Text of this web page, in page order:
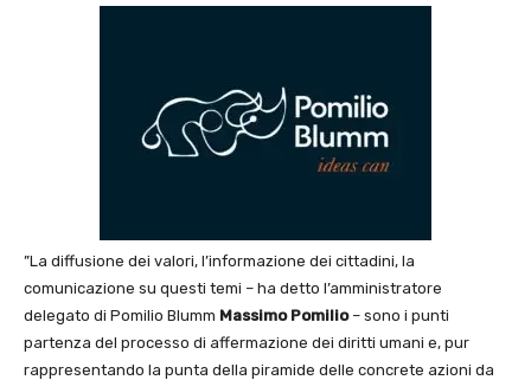
”La diffusione dei valori, l’informazione dei cittadini, la
comunicazione su questi temi – ha detto l’amministratore
delegato di Pomilio Blumm Massimo Pomilio– sono i punti
partenza del processo di affermazione dei diritti umani e, pur
rappresentando la punta della piramide delle concrete azioni da